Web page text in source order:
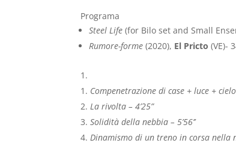
Programa
Steel Life(for Bilo set and Small
Rumore-forme (2020), El Pricto (VE)-
Compenetrazione di case + luce + cielo
La rivolta – 4’25”
Solidità della nebbia – 5’56’’
Dinamismo di un treno in corsa nella